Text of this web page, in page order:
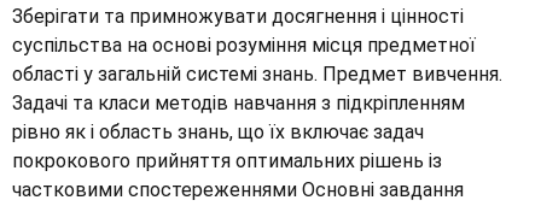
Зберігати та примножувати досягнення і цінності
суспільства на основі розуміння місця предметної
області у загальній системі знань. Предмет вивчення.
Задачі та класи методів навчання з підкріпленням
рівно як і область знань, що їх включає задач
покрокового прийняття оптимальних рішень із
частковими спостереженнями Основні завдання